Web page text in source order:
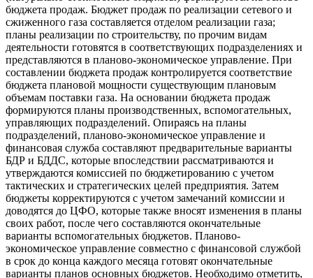
бюджета продаж. Бюджет продаж по реализации сетевого и
сжиженного газа составляется отделом реализации газа;
планы реализации по строительству, по прочим видам
деятельности готовятся в соответствующих подразделениях и
представляются в планово-экономическое управление. При
составлении бюджета продаж контролируется соответствие
бюджета плановой мощности существующим плановым
объемам поставки газа. На основании бюджета продаж
формируются планы производственных, вспомогательных,
управляющих подразделений. Опираясь на планы
подразделений, планово-экономическое управление и
финансовая служба составляют предварительные варианты
БДР и БДДС, которые впоследствии рассматриваются и
утверждаются комиссией по бюджетированию с учетом
тактических и стратегических целей предприятия. Затем
бюджеты корректируются с учетом замечаний комиссии и
доводятся до ЦФО, которые также вносят изменения в планы
своих работ, после чего составляются окончательные
варианты вспомогательных бюджетов. Планово-
экономическое управление совместно с финансовой службой
в срок до конца каждого месяца готовят окончательные
варианты планов основных бюджетов. Необходимо отметить,